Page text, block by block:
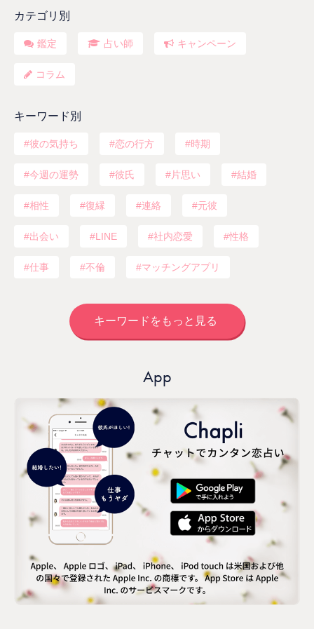
カテゴリ別
鑑定 占い師 キャンペーン
コラム
キーワード別
彼の気持ち 恋の行方 時期
今週の運勢 彼氏 片思い 結婚
相性 復縁 連絡 元彼
出会い LINE 社内恋愛 性格
仕事 不倫 マッチングアプリ
キーワードをもっと見る
App